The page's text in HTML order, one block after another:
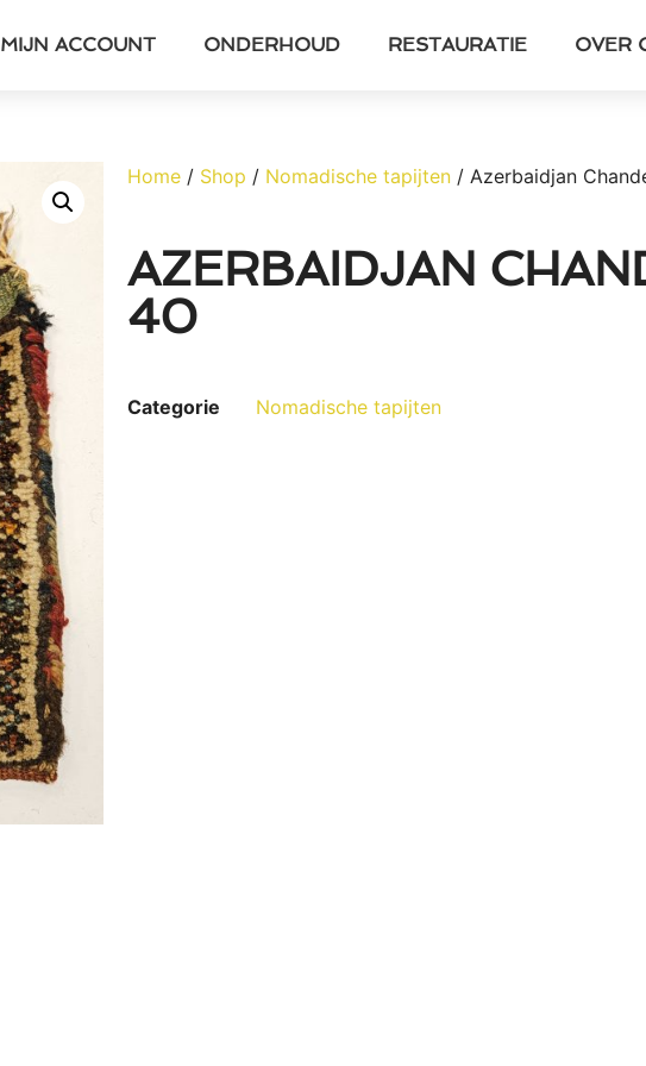
MIJN ACCOUNT ONDERHOUD RESTAURATIE OVER
Home / Shop / Nomadische tapijten / Azerbaidjan
AZERBAIDJAN
40
Categorie Nomadische tapijten